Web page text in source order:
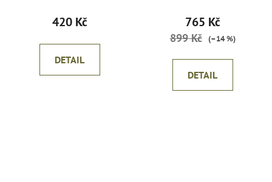
420 Kč
DETAIL
765 Kč
899 Kč (–14 %)
DETAIL